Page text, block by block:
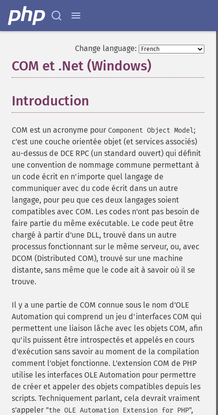
Change language:
COM et .Net (Windows)
Introduction
COM est un acronyme pour Component Object Model;
c'est une couche orientée objet (et services associés)
au-dessus de DCE RPC (un standard ouvert) qui définit
une convention de nommage commune permettant à
un code écrit en n'importe quel langage de
communiquer avec du code écrit dans un autre
langage, pour peu que ces deux langages soient
compatibles avec COM. Les codes n'ont pas besoin de
faire partie du même exécutable. Le code peut être
chargé à partir d'une DLL, trouvé dans un autre
processus fonctionnant sur le même serveur, ou, avec
DCOM (Distributed COM), trouvé sur une machine
distante, sans même que le code ait à savoir où il se
trouve.
Il y a une partie de COM connue sous le nom d'OLE
Automation qui comprend un jeu d'interfaces COM qui
permettent une liaison lâche avec les objets COM, afin
qu'ils puissent être introspectés et appelés en cours
d'exécution sans savoir au moment de la compilation
comment l'objet fonctionne. L'extension COM de PHP
utilise les interfaces OLE Automation pour permettre
de créer et appeler des objets compatibles depuis les
scripts. Techniquement parlant, cela devrait vraiment
s'appeler "the OLE Automation Extension for PHP",